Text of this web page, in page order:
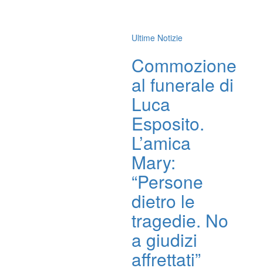
Ultime Notizie
Commozione
al funerale di
Luca
Esposito.
L’amica
Mary:
“Persone
dietro le
tragedie. No
a giudizi
affrettati”